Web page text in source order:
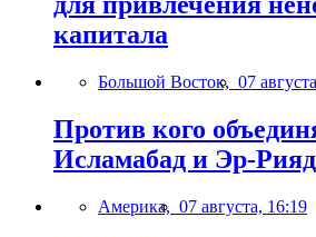
капитала
Большой Восток, 07
Против кого
Исламабад и Эр-
Америка, 07 августа, 16:19